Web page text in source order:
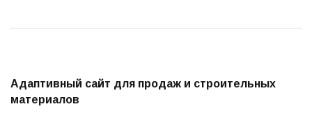
Адаптивный сайт для продаж и строительных
материалов